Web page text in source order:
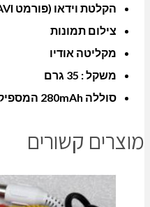
הקלטת וידאו (פורמט AVI)
צילום תמונות
מקליטה אודיו
משקל : 35 גרם
סוללה 280mAh המספיקה ל 1-2 שעות עבודה
מוצרים קשורים